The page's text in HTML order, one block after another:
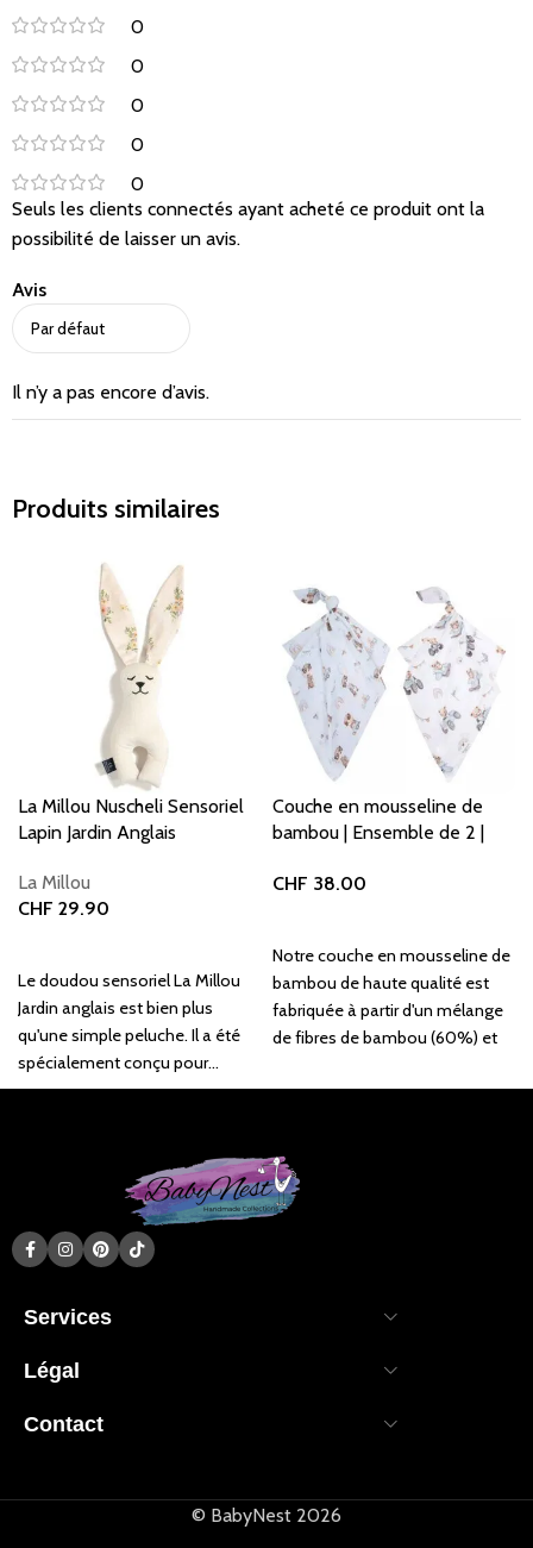
0
0
0
0
0
Avis
Il n’y a pas encore d’avis.
Seuls les clients connectés ayant acheté ce produit ont la
possibilité de laisser un avis.
Produits similaires
La Millou Nuscheli Sensoriel
Lapin Jardin Anglais
La Millou
CHF 29.90
Le doudou sensoriel La Millou
Jardin anglais est bien plus
qu'une simple peluche. Il a été
spécialement conçu pour...
Couche en mousseline de
bambou | Ensemble de 2 |
Rayan-Ours
CHF 38.00
Notre couche en mousseline de
bambou de haute qualité est
fabriquée à partir d'un mélange
de fibres de bambou (60%) et
propriétés uniques du bambou,
Services
Légal
Contact
© BabyNest 2026